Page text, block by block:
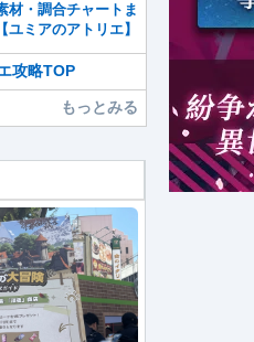
材・調合チャートま
ユミアのアトリエ】
攻略TOP
もっとみる